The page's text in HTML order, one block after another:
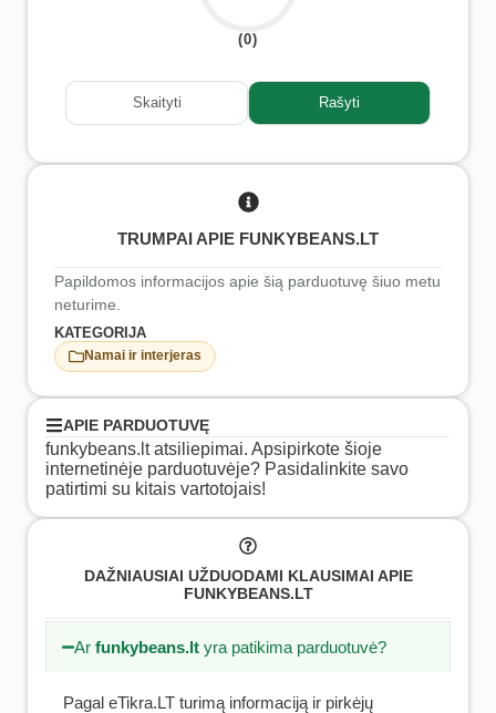
(0)
Skaityti Rašyti
TRUMPAI APIE FUNKYBEANS.LT
Papildomos informacijos apie šią parduotuvę šiuo metu
neturime.
KATEGORIJA
Namai ir interjeras
APIE PARDUOTUVĘ
funkybeans.lt atsiliepimai. Apsipirkote šioje
internetinėje parduotuvėje? Pasidalinkite savo
patirtimi su kitais vartotojais!
DAŽNIAUSIAI UŽDUODAMI KLAUSIMAI APIE
FUNKYBEANS.LT
Arfunkybeans.lt yra patikima parduotuvė?
Pagal eTikra.LT turimą informaciją ir pirkėjų